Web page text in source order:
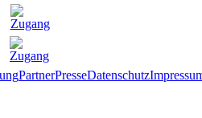
PartnerPresseDatenschutz